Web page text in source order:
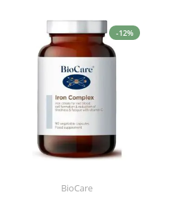
-12%
BioCare